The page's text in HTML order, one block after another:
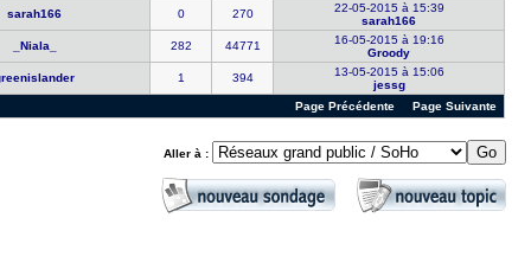
sarah166
0 270
22-05-2015 à 15:39
sarah166
_Niala_
282 44771
16-05-2015 à 19:16
Groody
1 394
13-05-2015 à 15:06
jessg
Page Suivante
Page Précédente
Aller à :